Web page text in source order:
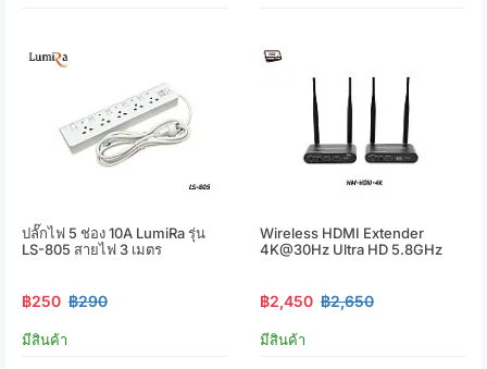
ปลั๊กไฟ 5 ช่อง 10A LumiRa รุ่น
LS-805 สายไฟ 3 เมตร
฿250 ฿290
มีสินค้า
Wireless HDMI Extender
4K@30Hz Ultra HD 5.8GHz
฿2,450 ฿2,650
มีสินค้า